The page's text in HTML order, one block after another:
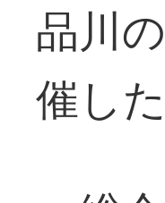
品川
催した